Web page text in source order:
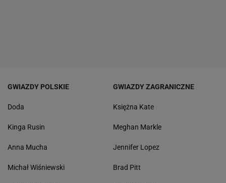
GWIAZDY POLSKIE
Doda
Kinga Rusin
Anna Mucha
Michał Wiśniewski
GWIAZDY ZAGRANICZNE
Księżna Kate
Meghan Markle
Jennifer Lopez
Brad Pitt